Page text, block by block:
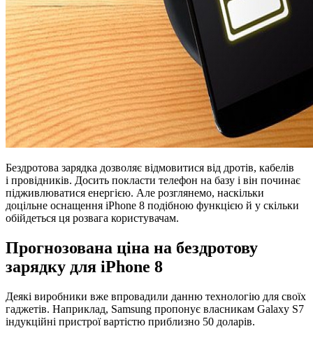
Бездротова зарядка дозволяє відмовитися від дротів, кабелів
і провідників. Досить покласти телефон на базу і він починає
підживлюватися енергією. Але розглянемо, наскільки
доцільне оснащення iPhone 8 подібною функцією й у скільки
обійдеться ця розвага користувачам.
Прогнозована ціна на бездротову
зарядку для iPhone 8
Деякі виробники вже впровадили данню технологію для своїх
гаджетів. Наприклад, Samsung пропонує власникам Galaxy S7
індукційні пристрої вартістю приблизно 50 доларів.